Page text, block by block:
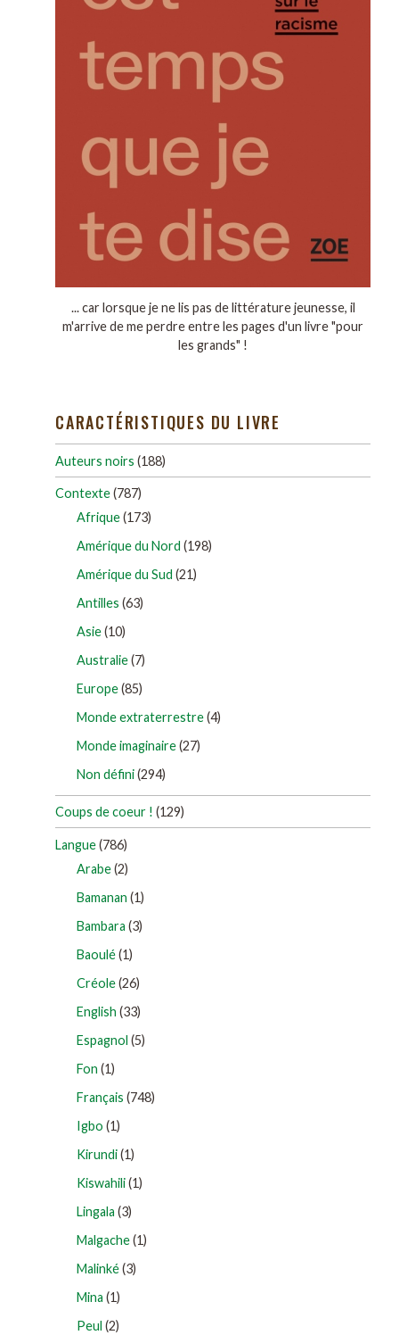
... car lorsque je ne lis pas de littérature jeunesse, il
m'arrive de me perdre entre les pages d'un livre "pour
les grands" !
CARACTÉRISTIQUES DU LIVRE
Auteurs noirs (188)
Contexte(787)
Afrique(173)
Amérique du Nord (198)
Amérique du Sud (21)
Antilles (63)
Asie(10)
Australie(7)
Europe(85)
Monde extraterrestre(4)
Monde imaginaire(27)
Non défini(294)
Coups de coeur ! (129)
Langue(786)
Arabe(2)
Bamanan (1)
Bambara (3)
Baoulé(1)
Créole(26)
English (33)
Espagnol (5)
Fon (1)
Français (748)
Igbo (1)
Kirundi(1)
Kiswahili(1)
Lingala (3)
Malgache(1)
Malinké(3)
Mina (1)
Peul (2)